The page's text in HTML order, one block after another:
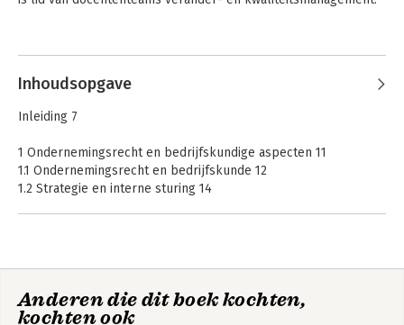
Andere boeken door Robert Westra
Ondernemingsrecht
& Arbeidsrecht
Inhoudsopgave
Inleiding 7
1 Ondernemingsrecht en bedrijfskundige aspecten 11
1.1 Ondernemingsrecht en bedrijfskunde 12
1.2 Strategie en interne sturing 14
2 Ondernemingsrecht 27
2.1 Onderneming en rechtspersoon 28
Anderen die dit boek kochten,
kochten ook